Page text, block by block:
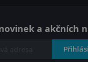
a akčních